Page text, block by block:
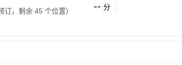
，剩余 45 个位置）
-- 分